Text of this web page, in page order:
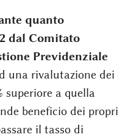
quanto
dal Comitato
Previdenziale
una rivalutazione dei
a quella
beneficio dei propri
il tasso di